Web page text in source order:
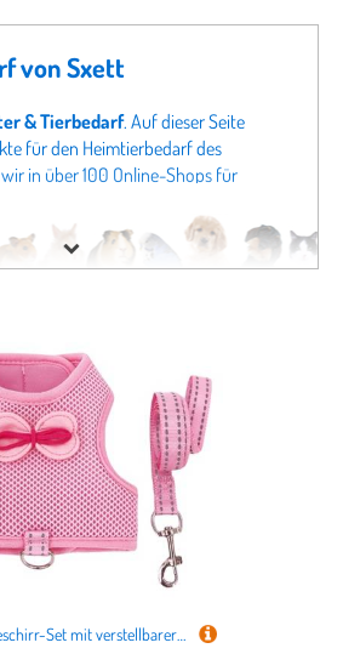
von Sxett
& Tierbedarf. Auf dieser Seite
für den Heimtierbedarf des
in über 100 Online-Shops für
Fachabteilungen
Aquaristik von
für Hunde von Sxett
schauen.
beliebteste Haustiere
auch fürVögel, Kleintiere, Aquarien
demTierbedarf für Pferde.
Kaninchengeschirr-Set mit verstellbarer Größe, atmungsaktive Weste, Leine, Seil für kleine Haustiere, Spaziergänge, Training, Outdoor, Haustier-Ausrüstung